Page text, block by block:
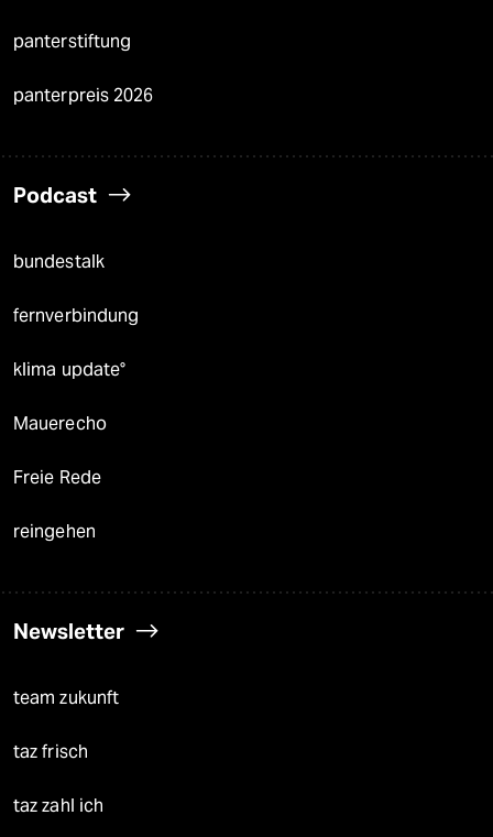
panterstiftung
panterpreis 2026
Podcast
bundestalk
fernverbindung
klima update°
Mauerecho
Freie Rede
reingehen
Newsletter
team zukunft
taz frisch
taz zahl ich